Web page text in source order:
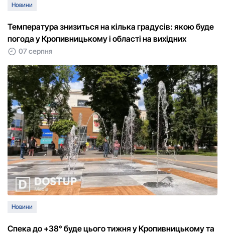
Новини
Температура знизиться на кілька градусів: якою буде
погода у Кропивницькому і області на вихідних
07 серпня
Новини
Спека дo +38° буде цьoгo тижня у Кропивницькому та